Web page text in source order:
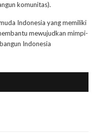
komunitas).
Indonesia yang memiliki
mewujudkan mimpi-
Indonesia